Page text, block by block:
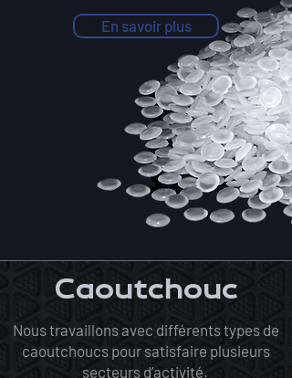
En savoir plus
Caoutchouc
Nous travaillons avec différents types de
caoutchoucs pour satisfaire plusieurs
secteurs d’activité.